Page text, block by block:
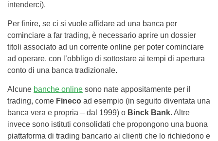
intenderci).
Per finire, se ci si vuole affidare ad una banca per
cominciare a far trading, è necessario aprire un dossier
titoli associato ad un corrente online per poter cominciare
ad operare, con l’obbligo di sottostare ai tempi di apertura
conto di una banca tradizionale.
Alcune banche online sono nate appositamente per il
trading, come Fineco ad esempio (in seguito diventata una
banca vera e propria – dal 1999) o Binck Bank. Altre
invece sono istituti consolidati che propongono una buona
piattaforma di trading bancario ai clienti che lo richiedono e